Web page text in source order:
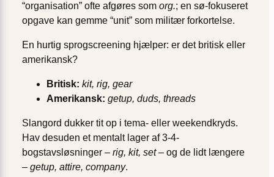
“organisation” ofte afgøres som org.; en sø-fokuseret
opgave kan gemme “unit” som militær forkortelse.
En hurtig sprogscreening hjælper: er det britisk eller
amerikansk?
Britisk: kit, rig, gear
Amerikansk: getup, duds, threads
Slangord dukker tit op i tema- eller weekendkryds.
Hav desuden et mentalt lager af 3-4-
bogstavsløsninger – rig, kit, set– og de lidt længere
– getup, attire, company.